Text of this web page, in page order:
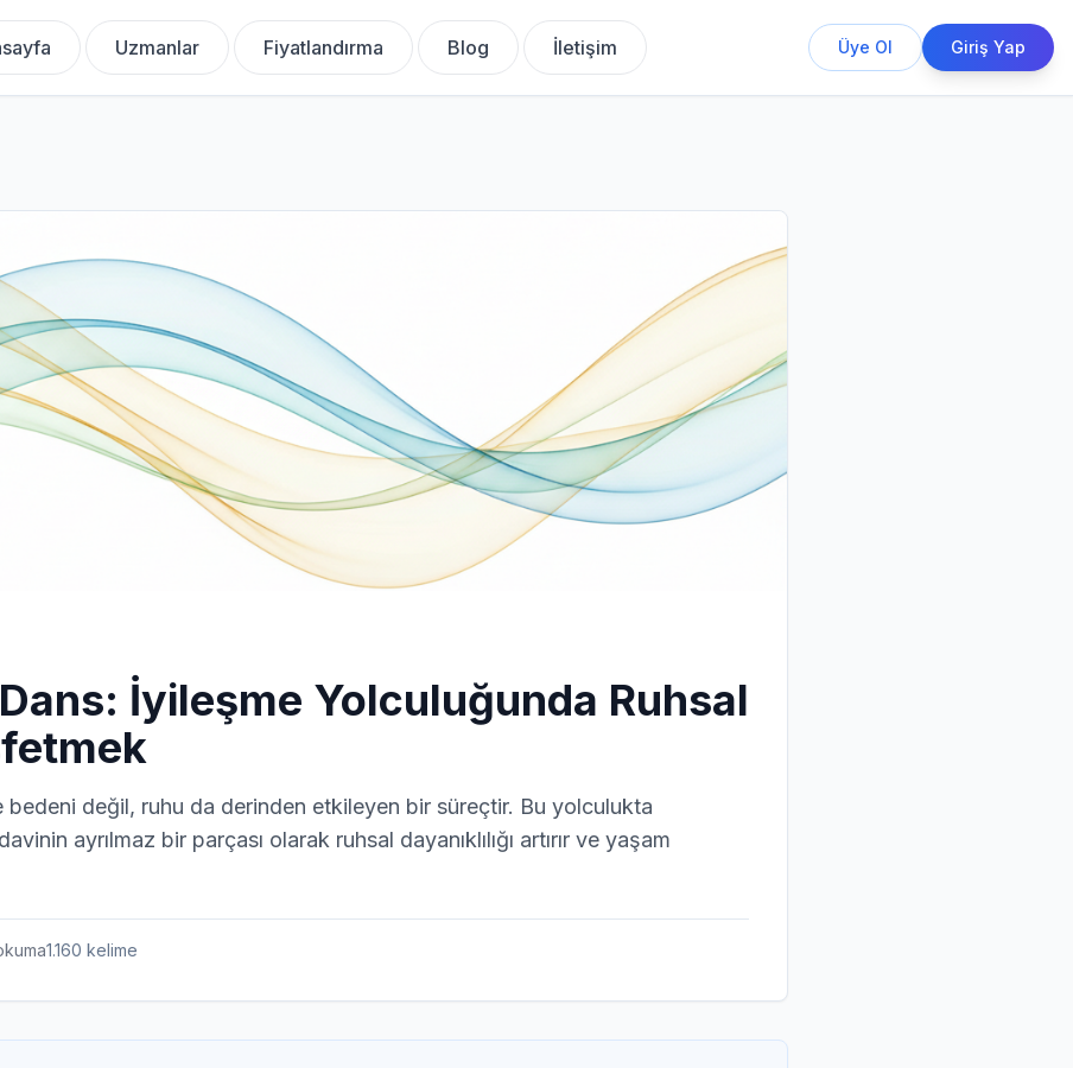
Uzmanlar Fiyatlandırma Blog İletişim Üye Ol Giriş Yap
İyileşme Yolculuğunda Ruhsal
bedeni değil, ruhu da derinden etkileyen bir süreçtir. Bu yolculukta
ayrılmaz bir parçası olarak ruhsal dayanıklılığı artırır ve yaşam
1.160 kelime